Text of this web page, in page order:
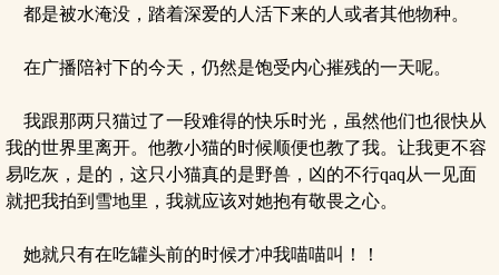
都是被水淹没，踏着深爱的人活下来的人或者其他物种。
在广播陪衬下的今天，仍然是饱受内心摧残的一天呢。
我跟那两只猫过了一段难得的快乐时光，虽然他们也很快从
我的世界里离开。他教小猫的时候顺便也教了我。让我更不容
易吃灰，是的，这只小猫真的是野兽，凶的不行qaq从一见面
就把我拍到雪地里，我就应该对她抱有敬畏之心。
她就只有在吃罐头前的时候才冲我喵喵叫！！